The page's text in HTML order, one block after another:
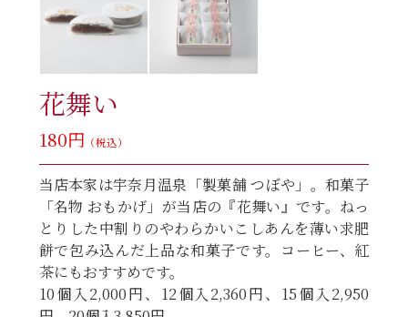
花舞い
180円 （税込）
当店本家は宇奈月温泉「製菓舗 つぼや」。和菓子
「名物 おもかげ」が当店の『花舞い』です。ねっ
とりした中割りのやわらかいこしあんを薄い求肥
餅で包み込んだ上品な和菓子です。コーヒー、紅
茶にもおすすめです。
10個入2,000円、12個入2,360円、15個入2,950